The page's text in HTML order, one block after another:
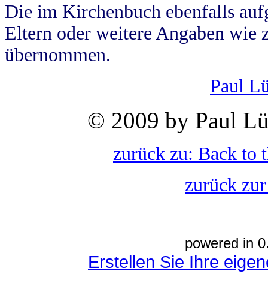
Die im Kirchenbuch ebenfalls
Eltern oder weitere Angaben wie
übernommen.
Paul
© 2009 by Paul
zurück zu: Back to
zurück
powered in
Erstellen Sie Ihre